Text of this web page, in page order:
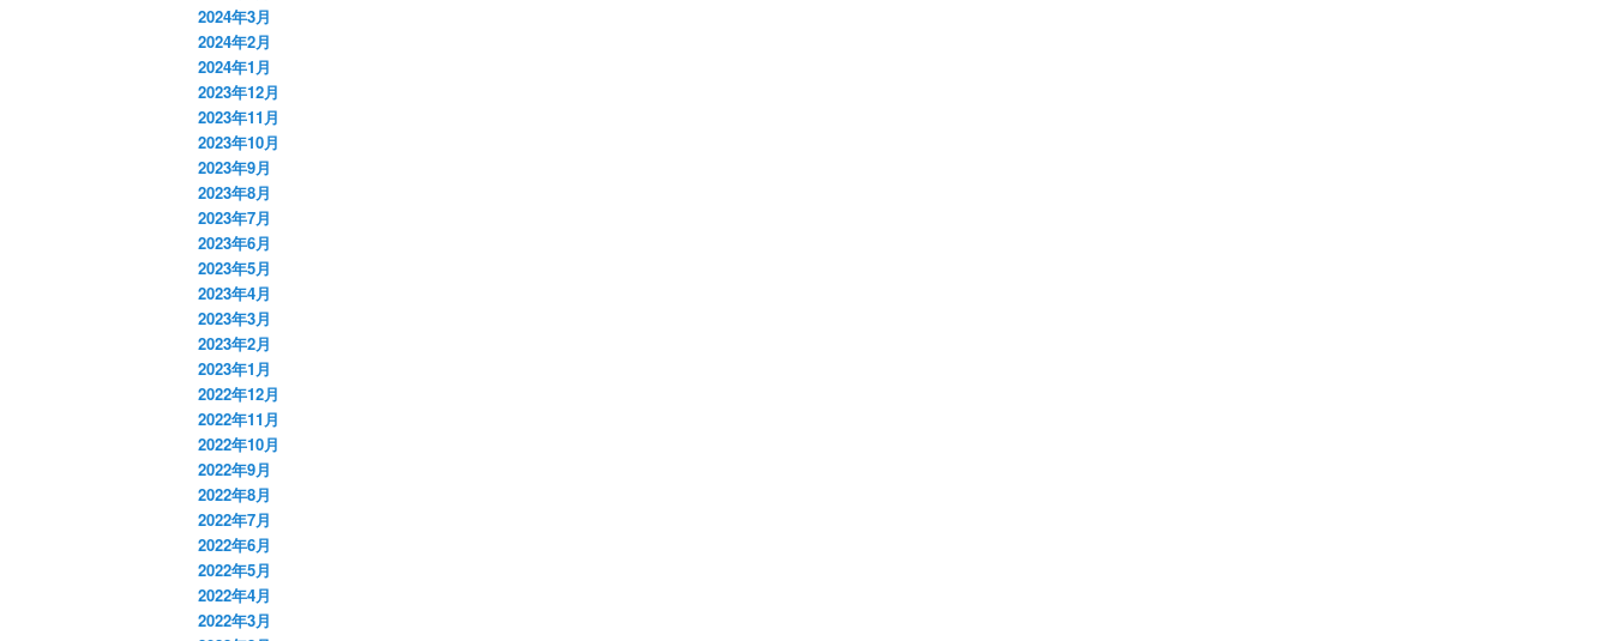
2024年3月
2024年2月
2024年1月
2023年12月
2023年11月
2023年10月
2023年9月
2023年8月
2023年7月
2023年6月
2023年5月
2023年4月
2023年3月
2023年2月
2023年1月
2022年12月
2022年11月
2022年10月
2022年9月
2022年8月
2022年7月
2022年6月
2022年5月
2022年4月
2022年3月